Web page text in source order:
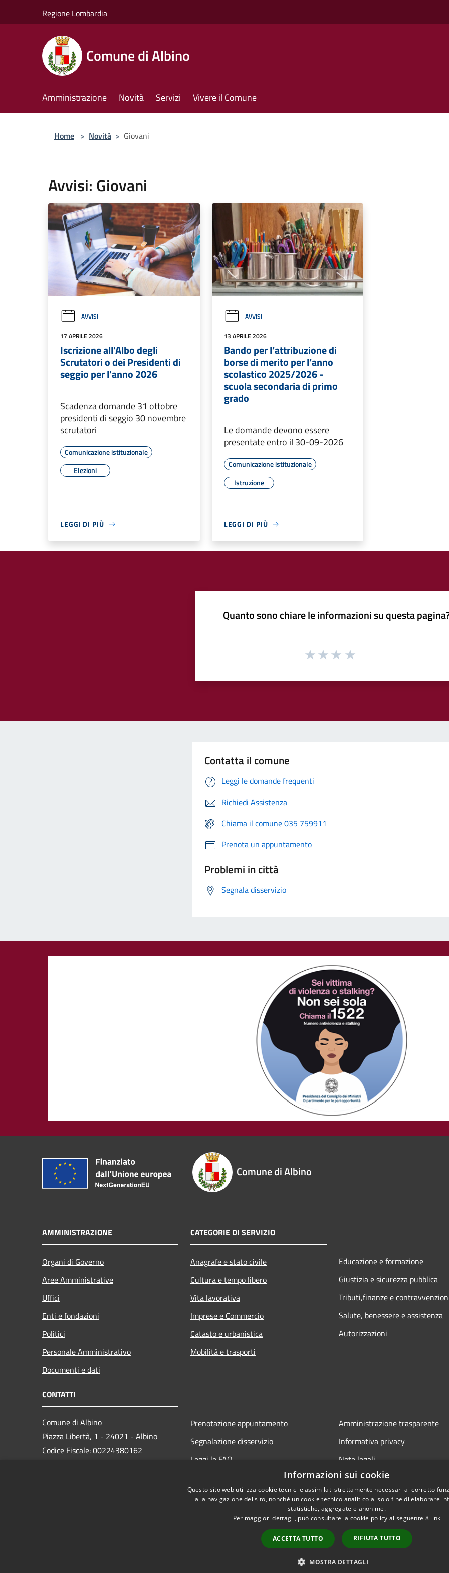
Regione Lombardia
Comune di Albino
Amministrazione Novità Servizi Vivere il Comune
Home > Novità > Giovani
Avvisi: Giovani
AVVISI
17 APRILE 2026
Iscrizione all'Albo degli
Scrutatori o dei Presidenti di
seggio per l'anno 2026
Scadenza domande 31 ottobre
presidenti di seggio 30 novembre
scrutatori
Comunicazione istituzionale
Elezioni
LEGGI DI PIÙ
AVVISI
13 APRILE 2026
Bando per l’attribuzione di
borse di merito per l’anno
scolastico 2025/2026 -
scuola secondaria di primo
grado
Le domande devono essere
presentate entro il 30-09-2026
Comunicazione istituzionale
Istruzione
LEGGI DI PIÙ
Quanto sono chiare le informazioni su questa
Contatta il comune
Leggi le domande frequenti
Richiedi Assistenza
Chiama il comune 035 759911
Prenota un appuntamento
Problemi in città
Segnala disservizio
Comune di Albino
AMMINISTRAZIONE
Organi di Governo
Aree Amministrative
Uffici
Enti e fondazioni
Politici
Personale Amministrativo
Documenti e dati
CATEGORIE DI SERVIZIO
Anagrafe e stato civile
Cultura e tempo libero
Vita lavorativa
Imprese e Commercio
Catasto e urbanistica
Mobilità e trasporti
Educazione e formazione
Giustizia e sicurezza pubblica
Tributi,finanze e
Salute, benessere e assistenza
Autorizzazioni
CONTATTI
Comune di Albino
Piazza Libertà, 1 - 24021 - Albino
Codice Fiscale: 00224380162
Prenotazione appuntamento
Segnalazione disservizio
Leggi le FAQ
Amministrazione trasparente
Informativa privacy
Note legali
Dichiarazione di accessibilità
Copyright © 2026 •
Informazioni sui cookie
Questo sito web utilizza cookie tecnici e assimilati strettamente necessari al corretto
alla navigazione del sito, nonché un cookie tecnico analitico al solo fine di elaborare
statistiche, aggregate e anonime.
Per maggiori dettagli, può consultare la cookie policy al seguente 8 link
ACCETTA TUTTO RIFIUTA TUTTO
MOSTRA DETTAGLI